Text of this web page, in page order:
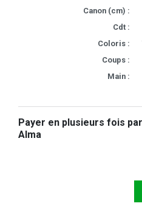
Canon (cm) :
Cdt :
Coloris :
Coups :
Main :
Payer en plusieurs fois
Alma